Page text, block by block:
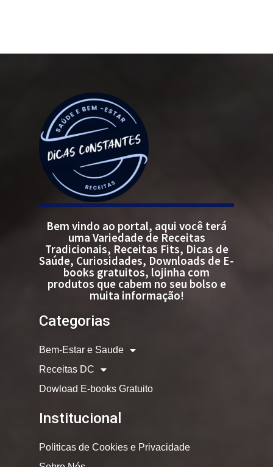
Bem vindo ao portal, aqui você terá
uma Variedade de Receitas
Tradicionais, Receitas Fits, Dicas de
Saúde, Curiosidades, Downloads de E-
books gratuitos, lojinha com
produtos que cabem no seu bolso e
muita informação!
Categorias
Bem-Estar e Saude
Receitas DC
Dowload E-books Gratuito
Institucional
Politicas de Cookies e Privacidade